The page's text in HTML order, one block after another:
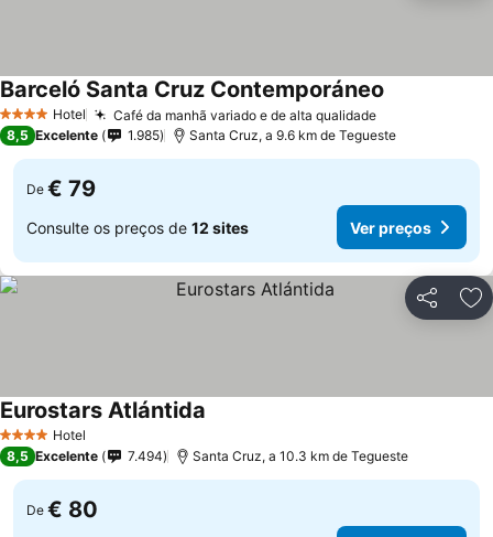
4 EstrelasHotel Café da manhã variado e de alta qualidade
Barceló Santa Cruz Contemporáneo
8,5 Excelente 1.985 Santa Cruz, a 9.6 km de Tegueste
De € 79
Consulte os preços de 12 sites Ver preços
Partilhar
4 EstrelasHotel
Eurostars Atlántida
8,5 Excelente 7.494 Santa Cruz, a 10.3 km de Tegueste
De € 80